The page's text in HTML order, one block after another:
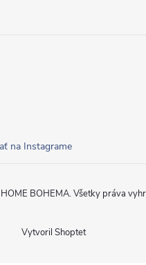
na Instagrame
Vytvoril Shoptet
HOME BOHEMA. Všetky práva